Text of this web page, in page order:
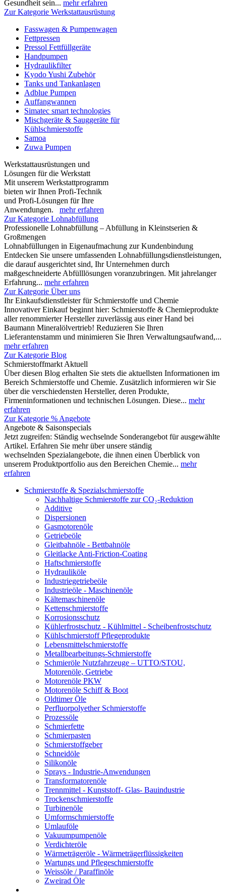
Gesundheit sein... mehr erfahren
Zur Kategorie Werkstattausrüstung
Fasswagen & Pumpenwagen
Fettpressen
Pressol Fettfüllgeräte
Handpumpen
Hydraulikfilter
Kyodo Yushi Zubehör
Tanks und Tankanlagen
Adblue Pumpen
Auffangwannen
Simatec smart technologies
Mischgeräte & Sauggeräte für
Kühlschmierstoffe
Samoa
Zuwa Pumpen
Werkstattausrüstungen und
Lösungen für die Werkstatt
Mit unserem Werkstattprogramm
bieten wir Ihnen Profi-Technik
und Profi-Lösungen für Ihre
Anwendungen. mehr erfahren
Zur Kategorie Lohnabfüllung
Professionelle Lohnabfüllung – Abfüllung in Kleinstserien &
Großmengen
Lohnabfüllungen in Eigenaufmachung zur Kundenbindung
Entdecken Sie unsere umfassenden Lohnabfüllungsdienstleistungen,
die darauf ausgerichtet sind, Ihr Unternehmen durch
maßgeschneiderte Abfülllösungen voranzubringen. Mit jahrelanger
Erfahrung... mehr erfahren
Zur Kategorie Über uns
Ihr Einkaufsdienstleister für Schmierstoffe und Chemie
Innovativer Einkauf beginnt hier: Schmierstoffe & Chemieprodukte
aller renommierter Hersteller zuverlässig aus einer Hand bei
Baumann Mineralölvertrieb! Reduzieren Sie Ihren
Lieferantenstamm und minimieren Sie Ihren Verwaltungsaufwand,...
mehr erfahren
Zur Kategorie Blog
Schmierstoffmarkt Aktuell
Über diesen Blog erhalten Sie stets die aktuellsten Informationen im
Bereich Schmierstoffe und Chemie. Zusätzlich informieren wir Sie
über die verschiedensten Hersteller, deren Produkte,
Firmeninformationen und technischen Lösungen. Diese... mehr
erfahren
Zur Kategorie % Angebote
Angebote & Saisonspecials
Jetzt zugreifen: Ständig wechselnde Sonderangebot für ausgewählte
Artikel. Erfahren Sie mehr über unsere ständig
wechselnden Spezialangebote, die ihnen einen Überblick von
unserem Produktportfolio aus den Bereichen Chemie... mehr
erfahren
Schmierstoffe & Spezialschmierstoffe
Nachhaltige Schmierstoffe zur CO₂-Reduktion
Additive
Dispersionen
Gasmotorenöle
Getriebeöle
Gleitbahnöle - Bettbahnöle
Gleitlacke Anti-Friction-Coating
Haftschmierstoffe
Hydrauliköle
Industriegetriebeöle
Industrieöle - Maschinenöle
Kältemaschinenöle
Kettenschmierstoffe
Korrosionsschutz
Kühlerfrostschutz - Kühlmittel - Scheibenfrostschutz
Kühlschmierstoff Pflegeprodukte
Lebensmittelschmierstoffe
Metallbearbeitungs-Schmierstoffe
Schmieröle Nutzfahrzeuge – UTTO/STOU,
Motorenöle, Getriebe
Motorenöle PKW
Motorenöle Schiff & Boot
Oldtimer Öle
Perfluorpolyether Schmierstoffe
Prozessöle
Schmierfette
Schmierpasten
Schmierstoffgeber
Schneidöle
Silikonöle
Sprays - Industrie-Anwendungen
Transformatorenöle
Trennmittel - Kunststoff- Glas- Bauindustrie
Trockenschmierstoffe
Turbinenöle
Umformschmierstoffe
Umlauföle
Vakuumpumpenöle
Verdichteröle
Wärmeträgeröle - Wärmeträgerflüssigkeiten
Wartungs und Pflegeschmierstoffe
Weissöle / Paraffinöle
Zweirad Öle